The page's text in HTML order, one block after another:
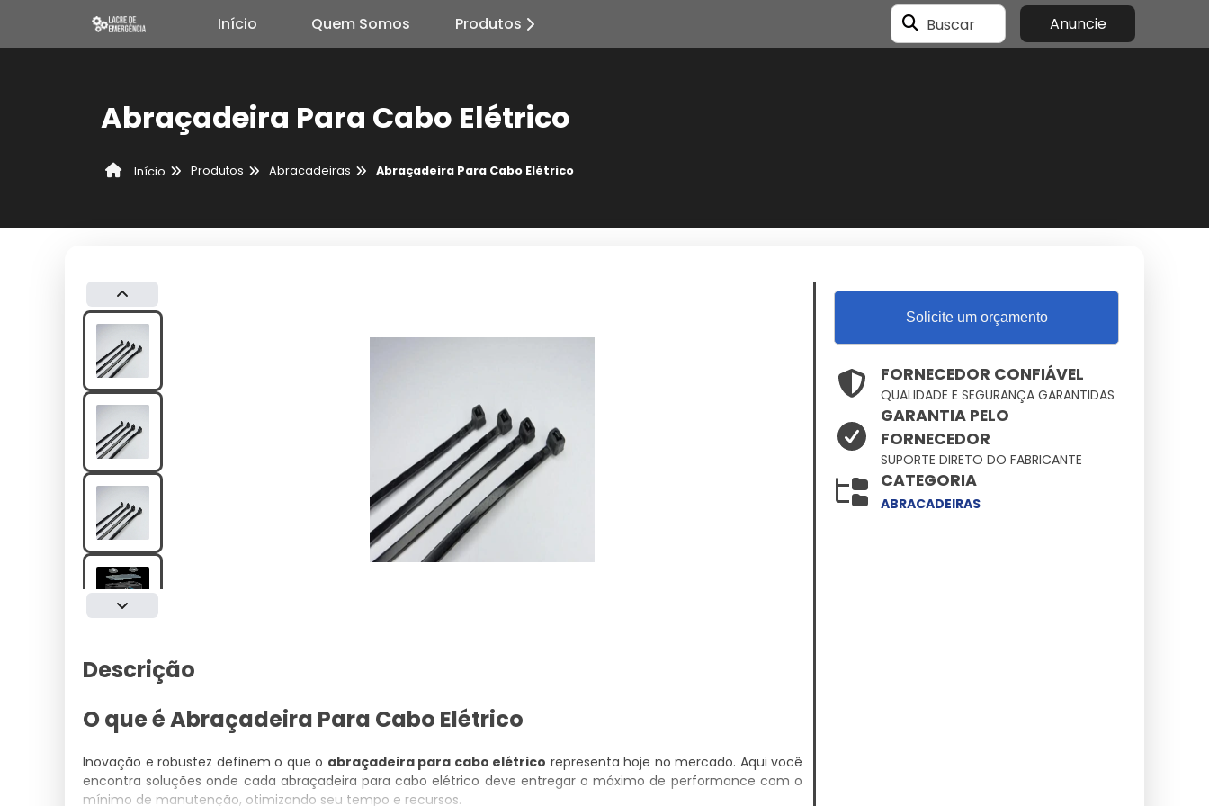
Início Quem Somos Produtos Buscar Anuncie
Abraçadeira Para Cabo Elétrico
Início Produtos Abracadeiras Abraçadeira Para Cabo Elétrico
Descrição
O que é Abraçadeira Para Cabo Elétrico
Inovação e robustez definem o que o abraçadeira para cabo elétrico representa hoje no mercado. Aqui você
encontra soluções onde cada abraçadeira para cabo elétrico deve entregar o máximo de performance com o
mínimo de manutenção, otimizando seu tempo e recursos.
Solicite um orçamento
FORNECEDOR CONFIÁVEL
QUALIDADE E SEGURANÇA GARANTIDAS
GARANTIA PELO
FORNECEDOR
SUPORTE DIRETO DO FABRICANTE
CATEGORIA
ABRACADEIRAS